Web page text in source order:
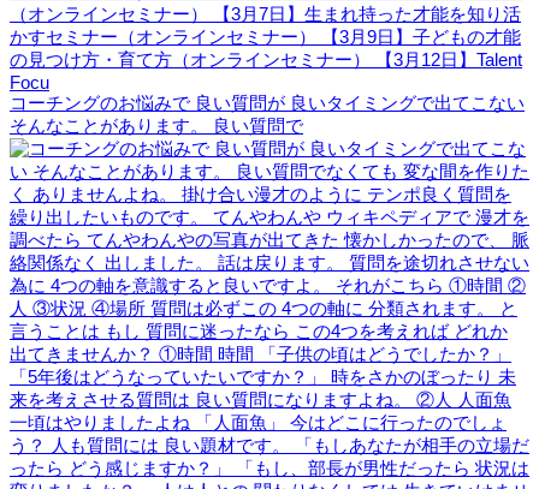
コーチングのお悩みで 良い質問が 良いタイミングで出てこない
そんなことがあります。 良い質問で